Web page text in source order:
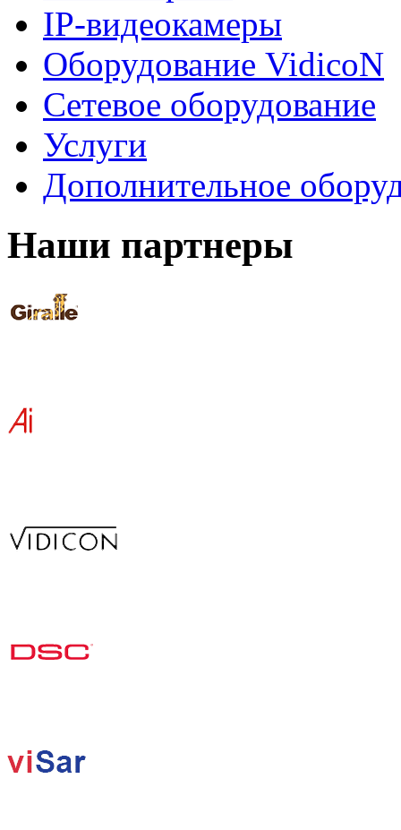
IP-видеокамеры
Оборудование VidicoN
Сетевое оборудование
Услуги
Дополнительное
Наши партнеры